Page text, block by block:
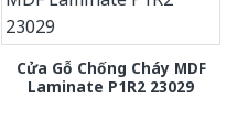
Cửa Gỗ Chống Cháy MDF
Laminate P1R2 23029